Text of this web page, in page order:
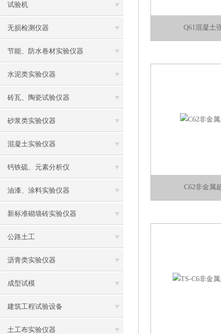
试验机
无损检测仪器
节能、防水卷材实验仪器
水泥类实验仪器
砖瓦、陶瓷试验仪器
砂浆类实验仪器
混凝土实验仪器
钙铁硫、元素分析仪
油漆、涂料实验仪器
新标准砌墙砖实验仪器
公路土工
沥青类实验仪器
成型试模
建筑工程试验设备
土工布实验仪器
Q61混凝土
C62非金属